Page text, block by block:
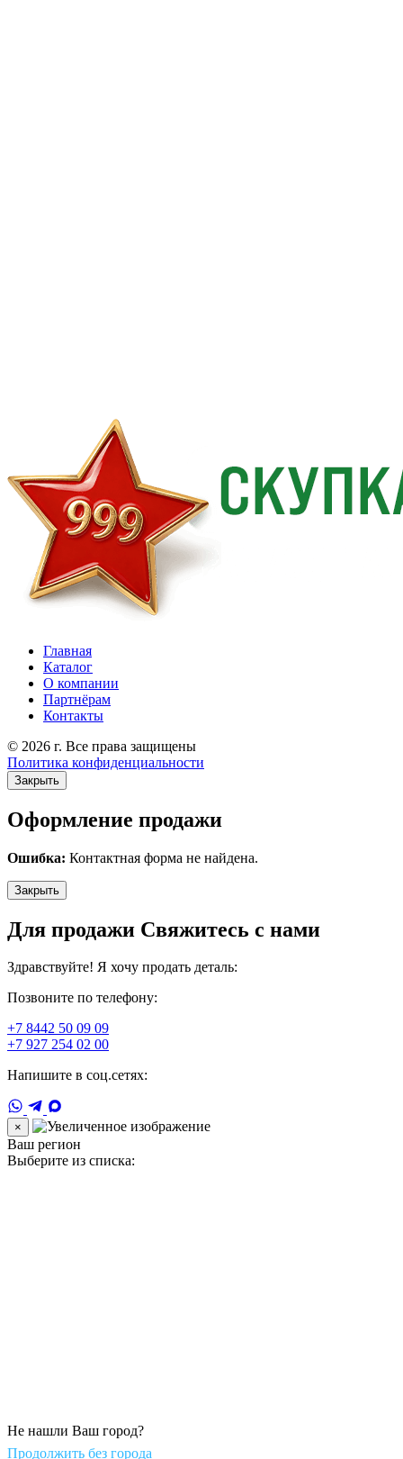
Главная
Каталог
О компании
Партнёрам
Контакты
© 2026 г. Все права защищены
Политика конфиденциальности
Закрыть
Оформление продажи
Ошибка: Контактная форма не найдена.
Закрыть
Для продажи Свяжитесь с нами
Здравствуйте! Я хочу продать деталь:
Позвоните по телефону:
+7 8442 50 09 09
+7 927 254 02 00
Напишите в соц.сетях:
×
Ваш регион
Выберите из списка:
Не нашли Ваш город?
Продолжить без города